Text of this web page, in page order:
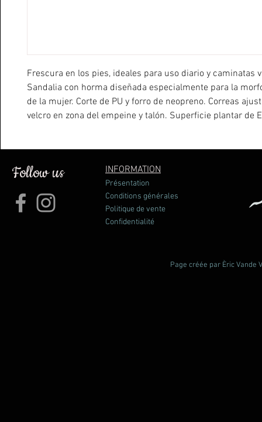
Frescura en los pies, ideales para uso diario y caminatas
Sandalia con horma diseñada especialmente para la
de la mujer. Corte de PU y forro de neopreno. Correas
velcro en zona del empeine y talón. Superficie plantar de
Follow us INFORMATION
Présentation
Conditions générales
Politique de vente
Confidentialité
Page créée par Èric Vande